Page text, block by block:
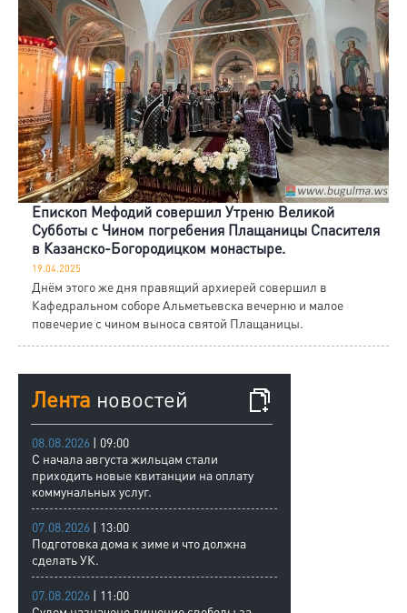
Епископ Мефодий совершил Утреню Великой
Субботы с Чином погребения Плащаницы Спасителя
в Казанско-Богородицком монастыре.
19.04.2025
Днём этого же дня правящий архиерей совершил в
Кафедральном соборе Альметьевска вечерню и малое
повечерие с чином выноса святой Плащаницы.
Лента новостей
08.08.2026 | 09:00
С начала августа жильцам стали
приходить новые квитанции на оплату
коммунальных услуг.
07.08.2026 | 13:00
Подготовка дома к зиме и что должна
сделать УК.
07.08.2026 | 11:00